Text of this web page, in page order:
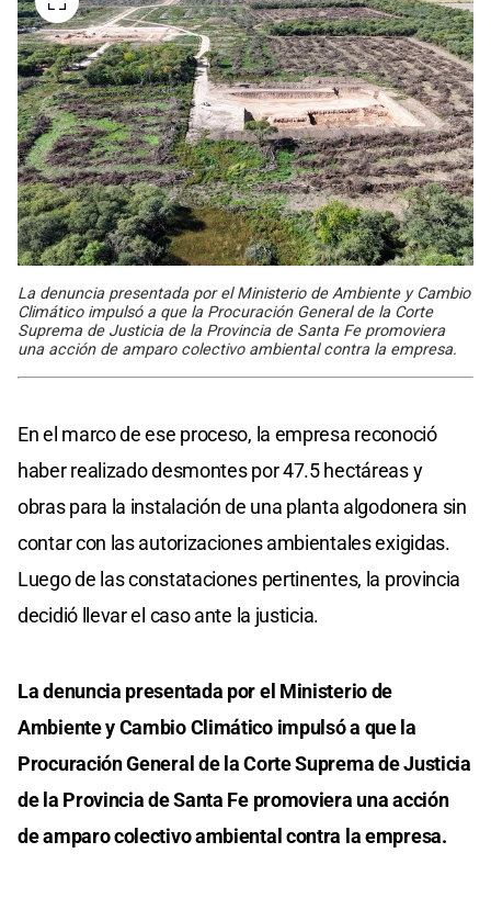
La denuncia presentada por el Ministerio de Ambiente y Cambio
Climático impulsó a que la Procuración General de la Corte
Suprema de Justicia de la Provincia de Santa Fe promoviera
una acción de amparo colectivo ambiental contra la empresa.
En el marco de ese proceso, la empresa reconoció
haber realizado desmontes por 47.5 hectáreas y
obras para la instalación de una planta algodonera sin
contar con las autorizaciones ambientales exigidas.
Luego de las constataciones pertinentes, la provincia
decidió llevar el caso ante la justicia.
La denuncia presentada por el Ministerio de
Ambiente y Cambio Climático impulsó a que la
Procuración General de la Corte Suprema de Justicia
de la Provincia de Santa Fe promoviera una acción
de amparo colectivo ambiental contra la empresa.